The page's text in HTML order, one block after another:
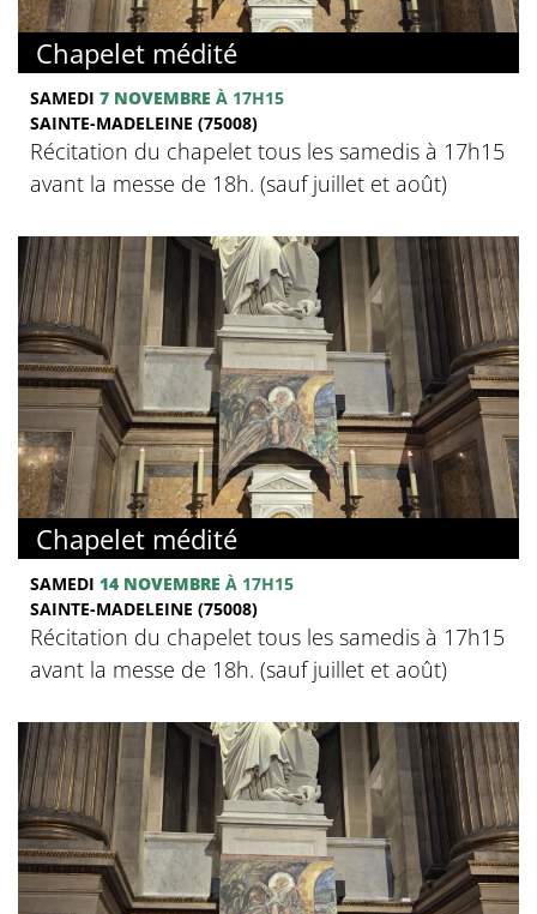
Chapelet médité
SAMEDI 7 NOVEMBRE À 17H15
SAINTE-MADELEINE (75008)
Récitation du chapelet tous les samedis à 17h15
avant la messe de 18h. (sauf juillet et août)
Chapelet médité
SAMEDI 14 NOVEMBRE À 17H15
SAINTE-MADELEINE (75008)
Récitation du chapelet tous les samedis à 17h15
avant la messe de 18h. (sauf juillet et août)